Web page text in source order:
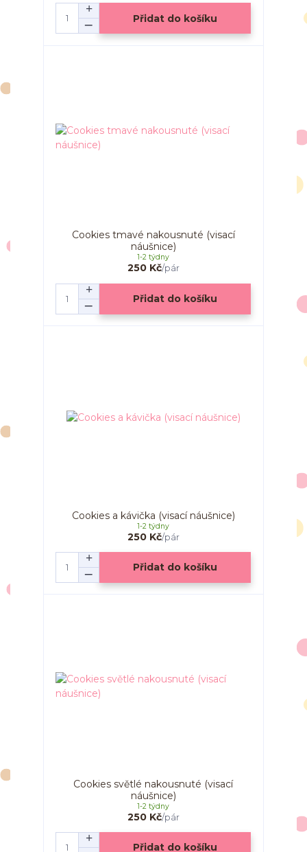
Přidat do košíku
Cookies tmavé nakousnuté (visací
náušnice)
250 Kč/pár
1-2 týdny
Přidat do košíku
Cookies a kávička (visací náušnice)
250 Kč/pár
1-2 týdny
Přidat do košíku
Cookies světlé nakousnuté (visací
náušnice)
250 Kč/pár
1-2 týdny
Přidat do košíku